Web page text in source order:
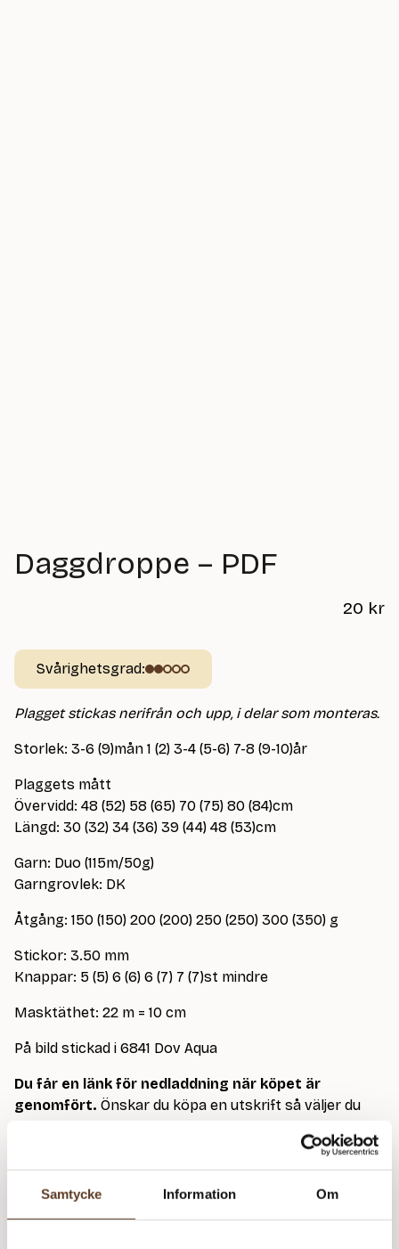
Samtycke Information Om
Daggdroppe – PDF
20 kr
Svårighetsgrad:
Plagget stickas nerifrån och upp, i delar som monteras.
Storlek: 3-6 (9)mån 1 (2) 3-4 (5-6) 7-8 (9-10)år
Plaggets mått
Övervidd: 48 (52) 58 (65) 70 (75) 80 (84)cm
Längd: 30 (32) 34 (36) 39 (44) 48 (53)cm
Garn: Duo (115m/50g)
Garngrovlek: DK
Åtgång: 150 (150) 200 (200) 250 (250) 300 (350) g
Stickor: 3.50 mm
Knappar: 5 (5) 6 (6) 6 (7) 7 (7)st mindre
Masktäthet: 22 m = 10 cm
På bild stickad i 6841 Dov Aqua
Du får en länk för nedladdning när köpet är
genomfört. Önskar du köpa en utskrift så väljer du
Duo – 1015 Morning Mist (Lager: 8)